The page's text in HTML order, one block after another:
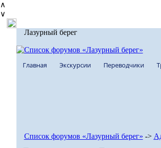
∧
∨
Лазурный берег
Главная Экскурсии Переводчики
Список форумов «Лазурный берег» ->